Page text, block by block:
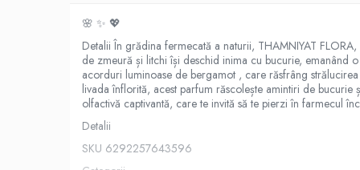
🌸 ✨ 💖
Detalii În grădina fermecată a naturii, THAMNIYAT
de zmeură și litchi își deschid inima cu bucurie, emanând
acorduri luminoase de bergamot , care răsfrâng
livada înflorită, acest parfum răscolește amintiri de
olfactivă captivantă, care te invită să te pierzi în farmecul
Detalii
SKU 6292257643596